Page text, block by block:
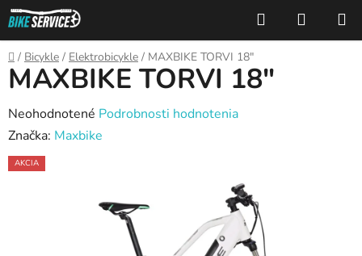
Prejsť
na
obsah
Hľadať
KOŠÍK
Domov
/ Bicykle / Elektrobicykle / MAXBIKE TORVI 18"
MAXBIKE TORVI 18"
Priemerné
hodnotenie
produktu
Neohodnotené Podrobnosti hodnotenia
Značka: Maxbike
AKCIA